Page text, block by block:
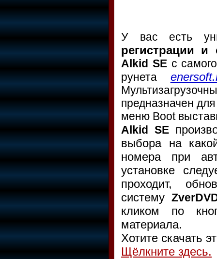
У вас есть
регистрации и
Alkid SE с
рунета
предназначен
меню Boot
Alkid SE
выбора на
номера при
установке
проходит,
систему
кликом по
материала.
Хотите скачать
Щёлкните здесь.